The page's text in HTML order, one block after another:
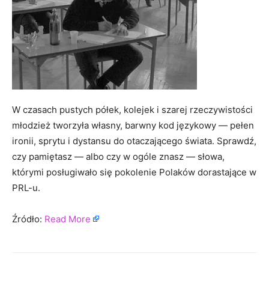
W czasach pustych półek, kolejek i szarej rzeczywistości
młodzież tworzyła własny, barwny kod językowy — pełen
ironii, sprytu i dystansu do otaczającego świata. Sprawdź,
czy pamiętasz — albo czy w ogóle znasz — słowa,
którymi posługiwało się pokolenie Polaków dorastające w
PRL-u.
Źródło: Read More